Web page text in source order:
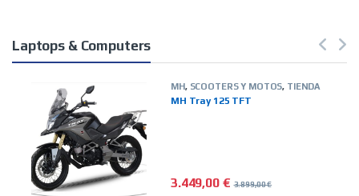
Laptops & Computers
MH, SCOOTERS Y MOTOS, TIENDA
MH Tray 125 TFT
3.449,00 € 3.899,00€